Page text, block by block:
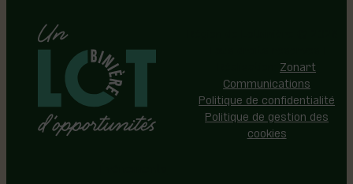
Zonart
Communications
Politique de confidentialité
Politique de gestion des
cookies